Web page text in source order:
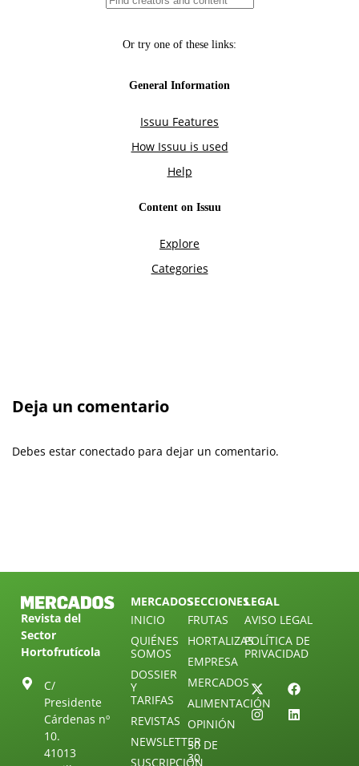
Deja un comentario
Debes estar conectado para dejar un comentario.
Revista del
Sector
Hortofrutícola
C/
Presidente
Cárdenas nº
10.
41013
MERCADOS
INICIO
QUIÉNES
SOMOS
DOSSIER
Y
TARIFAS
REVISTAS
NEWSLETTER
SUSCRIPCIÓN
SECCIONES
FRUTAS
HORTALIZAS
EMPRESA
MERCADOS
ALIMENTACIÓN
OPINIÓN
30 DE
30
LEGAL
AVISO LEGAL
POLÍTICA DE
PRIVACIDAD